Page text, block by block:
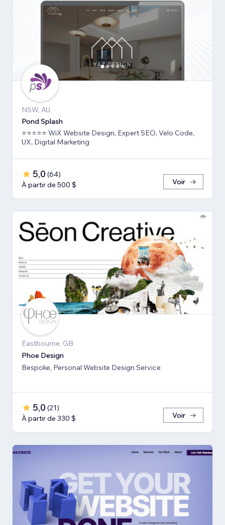
NSW, AU
Pond Splash
⭐⭐⭐⭐⭐ WiX Website Design, Expert SEO, Velo Code,
UX, Digital Marketing
5,0 (64)
À partir de 500 $
Voir
Eastbourne, GB
Phoe Design
Bespoke, Personal Website Design Service
5,0 (21)
À partir de 330 $
Voir